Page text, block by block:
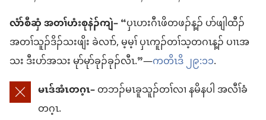
လံာ်စီဆှံ အတၢ်ဟံးစုနဲၣ်ကျဲ–“ပှၤဟးဂီၤဖိတဖၣ်န့ၣ် ပာ်ဖျါထီၣ်
အတၢ်သူၣ်ဒိၣ်သးဖျိး ခဲလၢာ်, မ့မ့ၢ် ပှၤကူၣ်တၢ်သ့တဂၤန့ၣ် ပၢၤအ
သး ဒီးပာ်အသး မုာ်မုာ်ခုၣ်ခုၣ်လီၤ.”—ကတိၤဒိ ၂၉:၁၁.
မၤဒ်အံၤတဂ့ၤ–တဘၣ်မၤခူသူၣ်တၢ်လၢ နမိနပါ အလီၢ်ခံ
တဂ့ၤ.